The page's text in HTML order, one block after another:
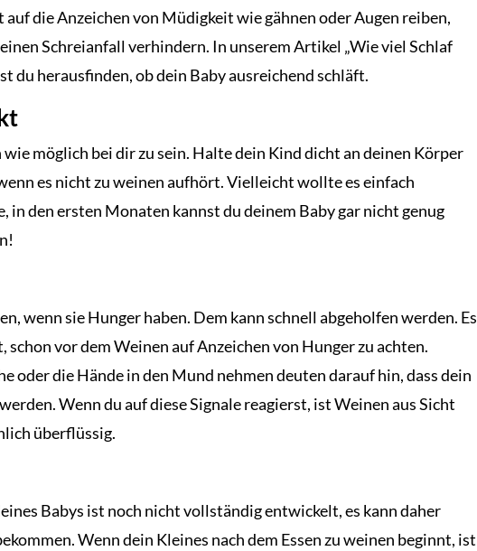
auf die Anzeichen von Müdigkeit wie gähnen oder Augen reiben,
Schreianfall verhindern. In unserem Artikel „Wie viel Schlaf
du herausfinden, ob dein Baby ausreichend schläft.
wie möglich bei dir zu sein. Halte dein Kind dicht an deinen Körper
es nicht zu weinen aufhört. Vielleicht wollte es einfach
in den ersten Monaten kannst du deinem Baby gar nicht genug
wenn sie Hunger haben. Dem kann schnell abgeholfen werden. Es
schon vor dem Weinen auf Anzeichen von Hunger zu achten.
oder die Hände in den Mund nehmen deuten darauf hin, dass dein
Wenn du auf diese Signale reagierst, ist Weinen aus Sicht
überflüssig.
Babys ist noch nicht vollständig entwickelt, es kann daher
Wenn dein Kleines nach dem Essen zu weinen beginnt, ist